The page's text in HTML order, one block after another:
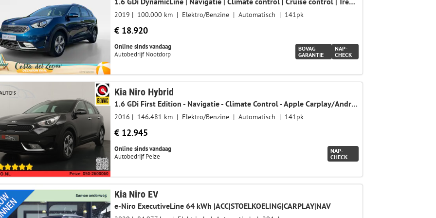
2019 100.000 km Elektro/Benzine Automatisch 141pk
€ 18.920
Online sinds vandaag
Autobedrijf Nootdorp
BOVAG
GARANTIE
NAP-
CHECK
Kia Niro Hybrid
1.6 GDi First Edition - Navigatie - Climate Control - Apple Carplay/Android Auto
2016 146.481 km Elektro/Benzine Automatisch 141pk
€ 12.945
Online sinds vandaag
Autobedrijf Peize
NAP-
CHECK
Kia Niro EV
e-Niro ExecutiveLine 64 kWh |ACC|STOELKOELING|CARPLAY|NAV